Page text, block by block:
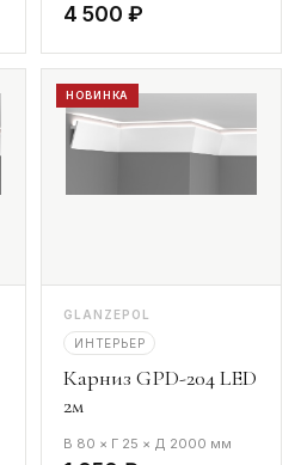
4 500 ₽
НОВИНКА
GLANZEPOL
ИНТЕРЬЕР
Карниз GPD-204 LED
2м
В 80 × Г 25 × Д 2000 мм